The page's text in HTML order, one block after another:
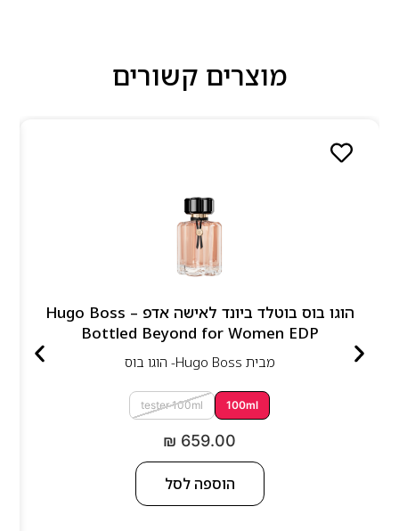
מוצרים קשורים
הוגו בוס בוטלד ביונד לאישה אדפ – Hugo Boss
Bottled Beyond for Women EDP
מבית Hugo Boss- הוגו בוס
100ml
tester 100ml
₪ 659.00
הוספה לסל